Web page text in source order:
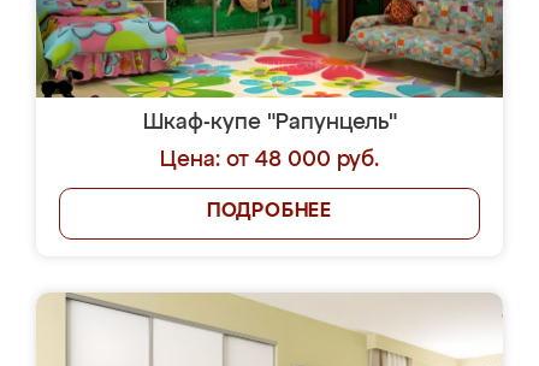
Шкаф-купе "Рапунцель"
Цена: от 48 000 руб.
ПОДРОБНЕЕ